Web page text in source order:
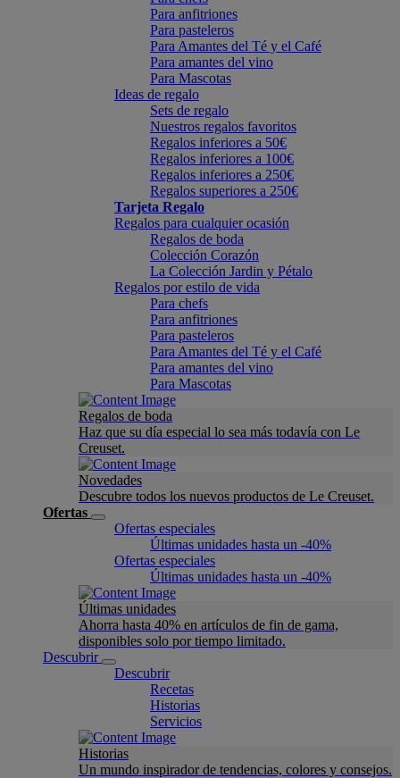
Para anfitriones
Para pasteleros
Para Amantes del Té y el Café
Para amantes del vino
Para Mascotas
Ideas de regalo
Sets de regalo
Nuestros regalos favoritos
Regalos inferiores a 50€
Regalos inferiores a 100€
Regalos inferiores a 250€
Regalos superiores a 250€
Tarjeta Regalo
Regalos para cualquier ocasión
Regalos de boda
Colección Corazón
La Colección Jardin y Pétalo
Regalos por estilo de vida
Para chefs
Para anfitriones
Para pasteleros
Para Amantes del Té y el Café
Para amantes del vino
Para Mascotas
Regalos de boda
Haz que su día especial lo sea más todavía con Le
Creuset.
Novedades
Descubre todos los nuevos productos de Le Creuset.
Ofertas
Ofertas especiales
Últimas unidades hasta un -40%
Ofertas especiales
Últimas unidades hasta un -40%
Últimas unidades
Ahorra hasta 40% en artículos de fin de gama,
disponibles solo por tiempo limitado.
Descubrir
Descubrir
Recetas
Historias
Servicios
Historias
Un mundo inspirador de tendencias, colores y consejos.